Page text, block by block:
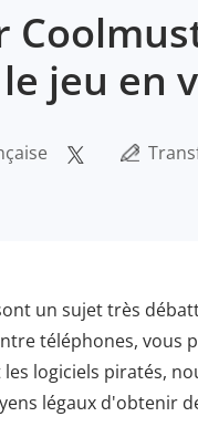
jeu en
un sujet très
téléphones, vous
logiciels piratés,
légaux d'obtenir